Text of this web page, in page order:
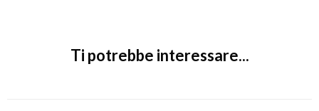
Ti potrebbe interessare...